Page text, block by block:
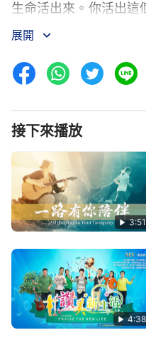
生命活出來。你活出這
就滿意了，這是神唯一
人，人得着了最大的收
了真理，有了做人的原
惡人迷惑利用，不再被
惡潮流污染引誘，人活
真正地活在神的權下，
力的殘害了。
3 人没有任何痛
着是幸福的，人活着是
神的關係正常了，不會
真正活在神的主宰之下
展開
接下來播放
3:51
4:38